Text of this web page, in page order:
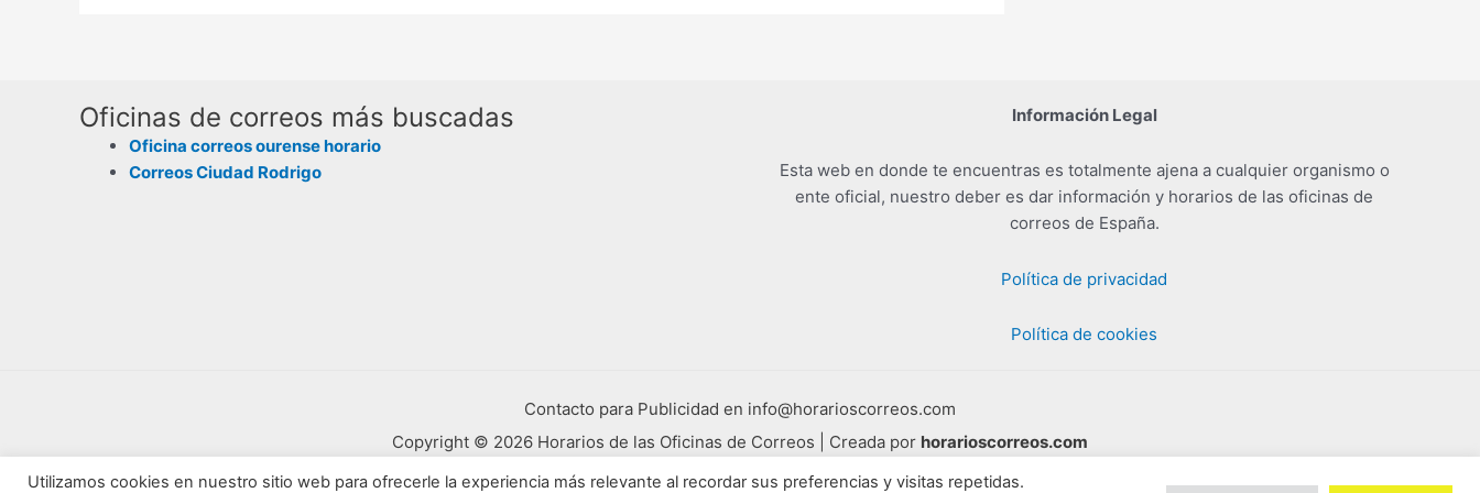
Oficinas de correos más buscadas
Oficina correos ourense horario
Correos Ciudad Rodrigo
Información Legal
Esta web en donde te encuentras es totalmente ajena a cualquier organismo o
ente oficial, nuestro deber es dar información y horarios de las oficinas de
correos de España.
Política de privacidad
Política de cookies
Contacto para Publicidad en info@horarioscorreos.com
Copyright © 2026 Horarios de las Oficinas de Correos | Creada por horarioscorreos.com
Mapa de nuestra web
Utilizamos cookies en nuestro sitio web para ofrecerle la experiencia más relevante al recordar sus preferencias y visitas repetidas.